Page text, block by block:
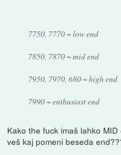
7750, 7770 ~ low end
7850, 7870 ~ mid end
7950, 7970, 680 ~ high end
7990 ~ enthusiast end
Kako the fuck imaš lahko
veš kaj pomeni beseda